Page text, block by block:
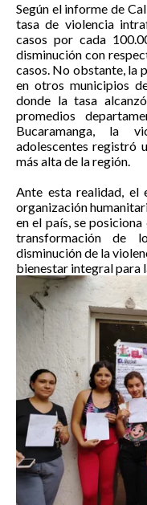
Según el informe de
tasa de violencia
casos por cada
disminución con
casos. No obstante, la
en otros municipios
donde la tasa
promedios
Bucaramanga, la
adolescentes registró
más alta de la región.
Ante esta realidad, el
organización
en el país, se
transformación de
disminución de la
bienestar integral para